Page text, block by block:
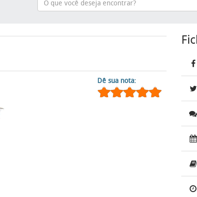
Dê sua nota: